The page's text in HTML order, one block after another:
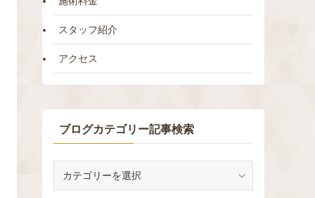
スタッフ紹介
アクセス
ブログカテゴリー記事検索